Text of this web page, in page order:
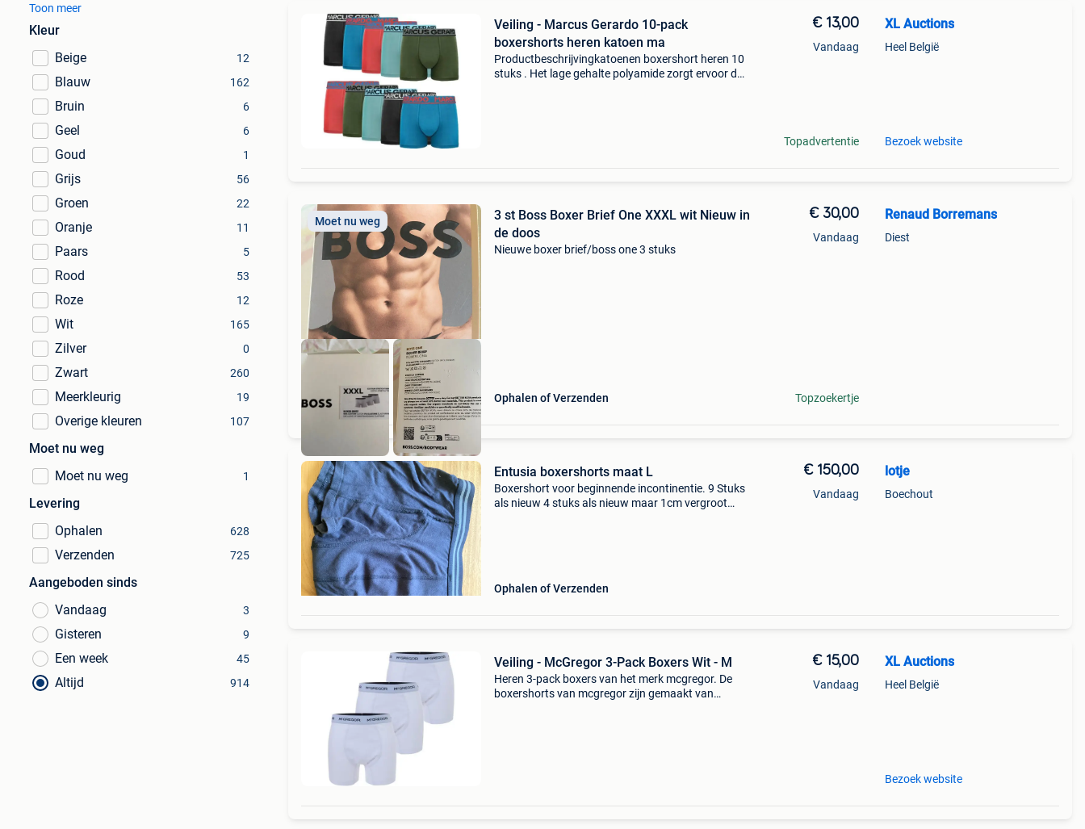
Toon meer
Kleur
Beige
12
Blauw 162
Bruin 6
Geel 6
Goud 1
Grijs 56
Groen 22
Oranje 11
Paars 5
Rood 53
Roze 12
Wit 165
Zilver 0
Zwart 260
Meerkleurig 19
Overige kleuren 107
Moet nu weg
Moet nu weg
1
Levering
Ophalen
628
Verzenden 725
Aangeboden sinds
Vandaag
3
Gisteren 9
Een week 45
Altijd 914
Veiling - Marcus Gerardo 10-pack
boxershorts heren katoen ma
Productbeschrijvingkatoenen boxershort heren 10
stuks . Het lage gehalte polyamide zorgt ervoor dat
€ 13,00
Vandaag
Topadvertentie
XL Auctions
Heel België
Bezoek website
Moet nu weg
3 st Boss Boxer Brief One XXXL wit Nieuw in
de doos
Nieuwe boxer brief/boss one 3 stuks
Ophalen of Verzenden
€ 30,00
Vandaag
Topzoekertje
Renaud Borremans
Diest
Entusia boxershorts maat L
Boxershort voor beginnende incontinentie. 9 Stuks
als nieuw 4 stuks als nieuw maar 1cm vergroot
Ophalen of Verzenden
€ 150,00
Vandaag
lotje
Boechout
Veiling - McGregor 3-Pack Boxers Wit - M
Heren 3-pack boxers van het merk mcgregor. De
boxershorts van mcgregor zijn gemaakt van
€ 15,00
Vandaag
XL Auctions
Heel België
Bezoek website